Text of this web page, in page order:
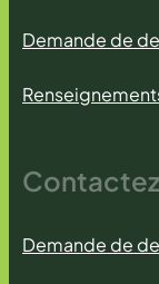
Demande de
Demande de